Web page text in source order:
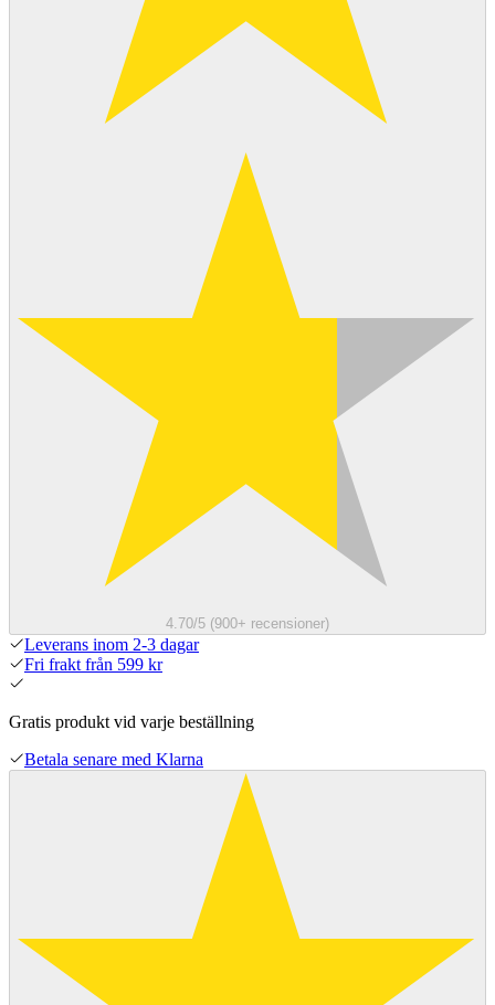
4.70/5 (900+ recensioner)
Leverans inom 2-3 dagar
Fri frakt från 599 kr
Gratis produkt vid varje beställning
Betala senare med Klarna